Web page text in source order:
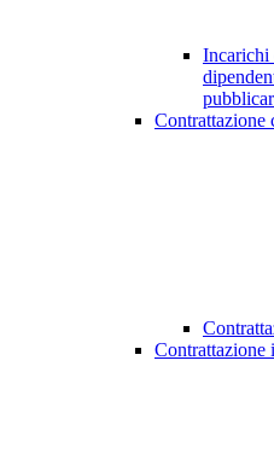
Incarichi
Contrattazione
Contrattazione